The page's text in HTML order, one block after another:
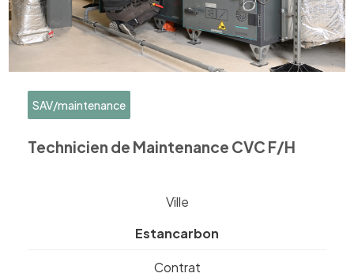
SAV/maintenance
Technicien de Maintenance CVC F/H
Ville
Estancarbon
Contrat